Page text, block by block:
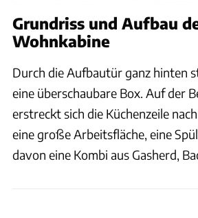
Grundriss und Aufbau
Wohnkabine
Durch die Aufbautür ganz hinten
eine überschaubare Box. Auf der
erstreckt sich die Küchenzeile
eine große Arbeitsfläche, eine
davon eine Kombi aus Gasherd,